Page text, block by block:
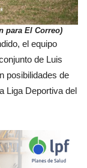
para El Correo)
el equipo
de Luis
posibilidades de
Liga Deportiva del